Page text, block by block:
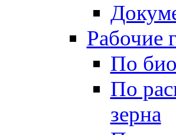
Рабочие
По
По
зерна